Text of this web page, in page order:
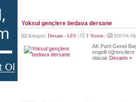
Yoksul gençlere bedava dersane
Kategori: Dersane - LES | 1 Yorum | 820704
AK Parti Genel
engelli öğrencilere
olacak Devamı »